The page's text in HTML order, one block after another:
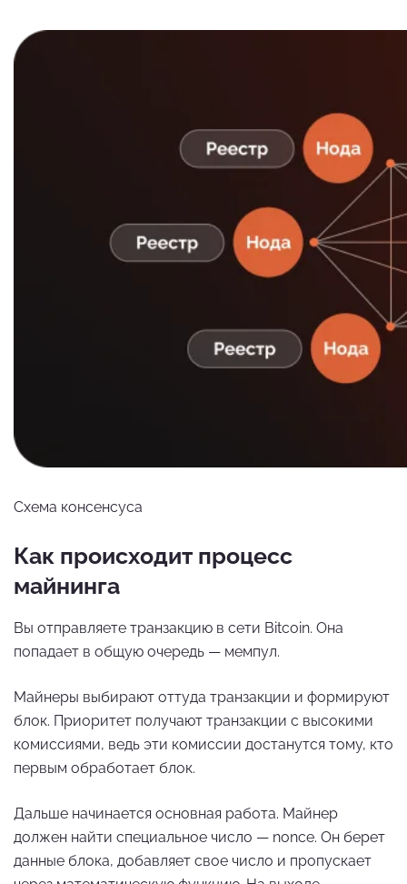
Схема консенсуса
Как происходит процесс
майнинга
Вы отправляете транзакцию в сети Bitcoin. Она
попадает в общую очередь — мемпул.
Майнеры выбирают оттуда транзакции и формируют
блок. Приоритет получают транзакции с высокими
комиссиями, ведь эти комиссии достанутся тому, кто
первым обработает блок.
Дальше начинается основная работа. Майнер
должен найти специальное число — nonce. Он берет
данные блока, добавляет свое число и пропускает